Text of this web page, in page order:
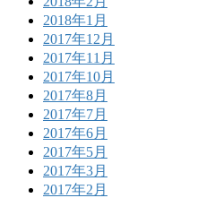
2018年1月
2017年12月
2017年11月
2017年10月
2017年8月
2017年7月
2017年6月
2017年5月
2017年3月
2017年2月